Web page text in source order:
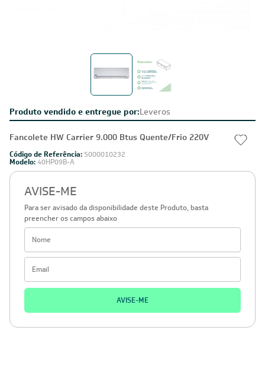
Produto vendido e entregue por:Leveros
Fancolete HW Carrier 9.000 Btus Quente/Frio 220V
Código de Referência: 5000010232
Modelo:40HP09B-A
AVISE-ME
Para ser avisado da disponibilidade deste Produto, basta
preencher os campos abaixo
AVISE-ME